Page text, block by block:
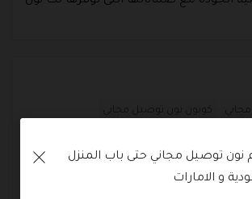
كود خصم نون توصيل مجاني
و الامارات